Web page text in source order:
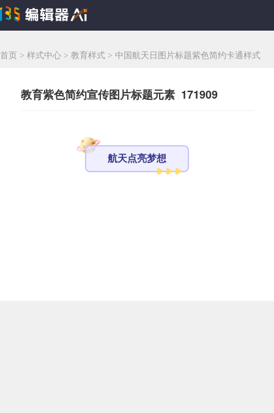
首页 > 样式中心 > 教育样式 > 中国航天日图片标题紫色简约卡通样式
教育紫色简约宣传图片标题元素 171909
航天点亮梦想